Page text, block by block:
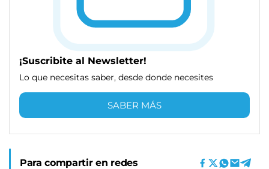
¡Suscribite al Newsletter!
Lo que necesitas saber, desde donde necesites
SABER MÁS
Para compartir en redes